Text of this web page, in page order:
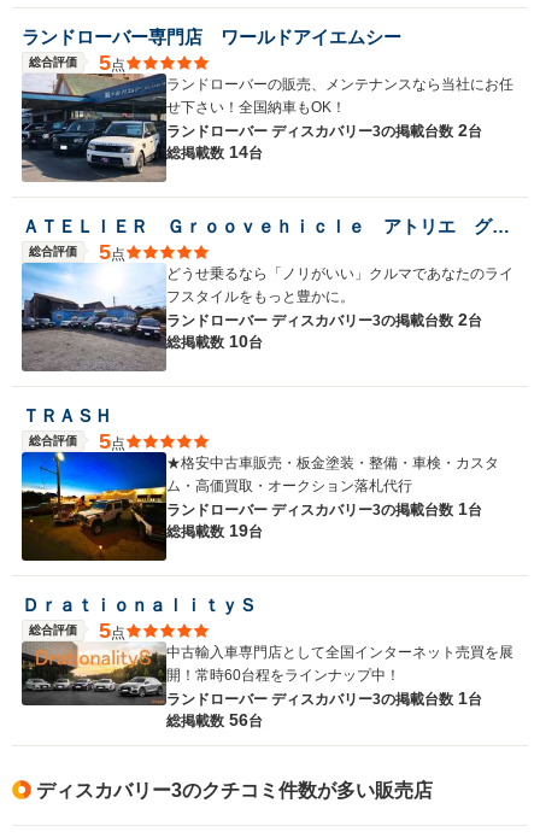
ランドローバー専門店 ワールドアイエムシー
総合評価 5点
ランドローバーの販売、メンテナンスなら当社にお任
せ下さい！全国納車もOK！
ランドローバー ディスカバリー3の掲載台数 2台
総掲載数 14台
ＡＴＥＬＩＥＲ Ｇｒｏｏｖｅｈｉｃｌｅ アトリエ グルービークル
総合評価 5点
どうせ乗るなら「ノリがいい」クルマであなたのライ
フスタイルをもっと豊かに。
ランドローバー ディスカバリー3の掲載台数 2台
総掲載数 10台
ＴＲＡＳＨ
総合評価 5点
★格安中古車販売・板金塗装・整備・車検・カスタ
ム・高価買取・オークション落札代行
ランドローバー ディスカバリー3の掲載台数 1台
総掲載数 19台
ＤｒａｔｉｏｎａｌｉｔｙＳ
総合評価 5点
中古輸入車専門店として全国インターネット売買を展
開！常時60台程をラインナップ中！
ランドローバー ディスカバリー3の掲載台数 1台
総掲載数 56台
ディスカバリー3のクチコミ件数が多い販売店